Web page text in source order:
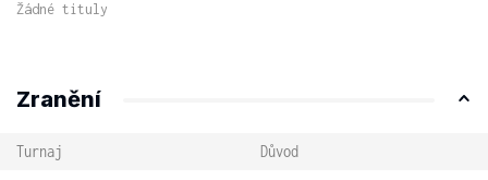
Žádné tituly
Zranění
Turnaj Důvod